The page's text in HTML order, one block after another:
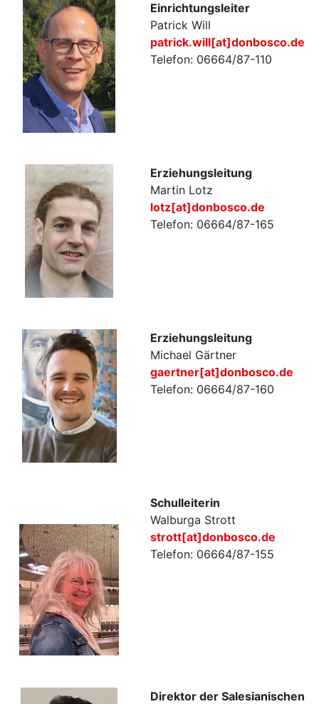
Einrichtungsleiter
Patrick Will
patrick.will[at]donbosco.de
Telefon: 06664/87-110
Erziehungsleitung
Martin Lotz
lotz[at]donbosco.de
Telefon: 06664/87-165
Erziehungsleitung
Michael Gärtner
gaertner[at]donbosco.de
Telefon: 06664/87-160
Schulleiterin
Walburga Strott
strott[at]donbosco.de
Telefon: 06664/87-155
Direktor der Salesianischen